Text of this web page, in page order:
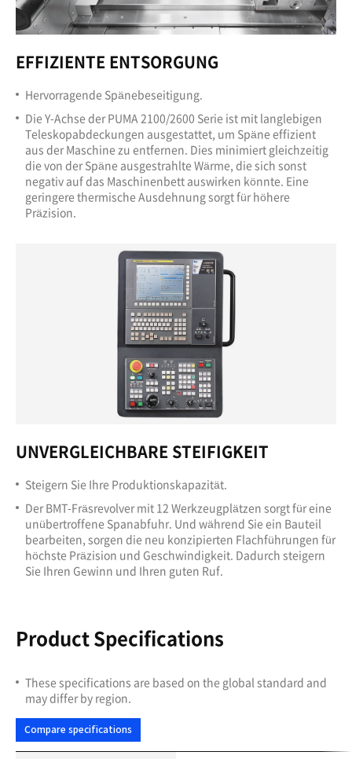
EFFIZIENTE ENTSORGUNG
Hervorragende Spänebeseitigung.
Die Y-Achse der PUMA 2100/2600 Serie ist mit langlebigen
Teleskopabdeckungen ausgestattet, um Späne effizient
aus der Maschine zu entfernen. Dies minimiert gleichzeitig
die von der Späne ausgestrahlte Wärme, die sich sonst
negativ auf das Maschinenbett auswirken könnte. Eine
geringere thermische Ausdehnung sorgt für höhere
Präzision.
UNVERGLEICHBARE STEIFIGKEIT
Steigern Sie Ihre Produktionskapazität.
Der BMT-Fräsrevolver mit 12 Werkzeugplätzen sorgt für eine
unübertroffene Spanabfuhr. Und während Sie ein Bauteil
bearbeiten, sorgen die neu konzipierten Flachführungen für
höchste Präzision und Geschwindigkeit. Dadurch steigern
Sie Ihren Gewinn und Ihren guten Ruf.
Product Specifications
These specifications are based on the global standard and
may differ by region.
Compare specifications